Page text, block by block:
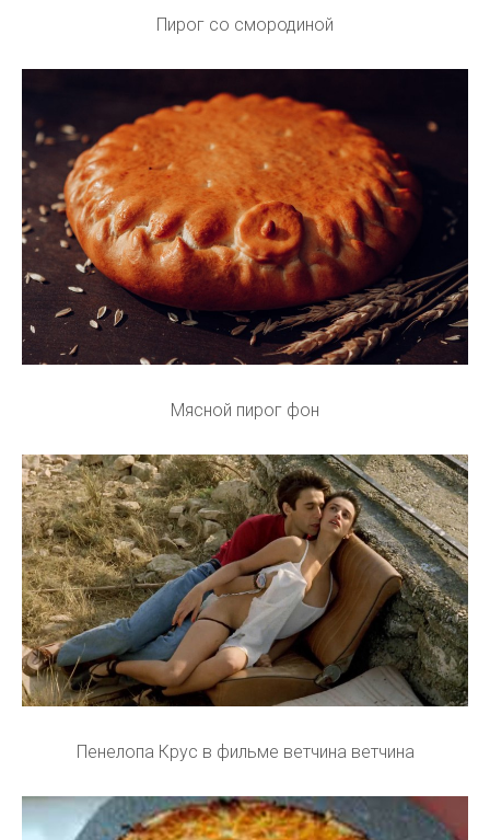
Пирог со смородиной
Мясной пирог фон
Пенелопа Крус в фильме ветчина ветчина